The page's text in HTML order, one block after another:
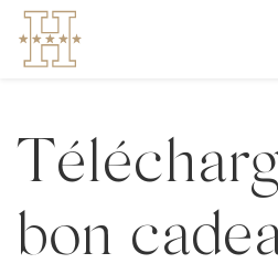
bon